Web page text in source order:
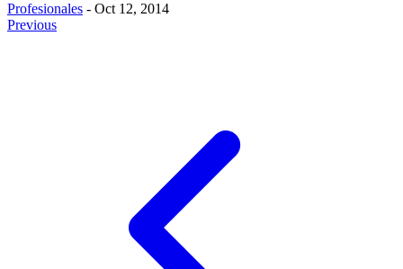
Profesionales - Oct 12, 2014
Previous